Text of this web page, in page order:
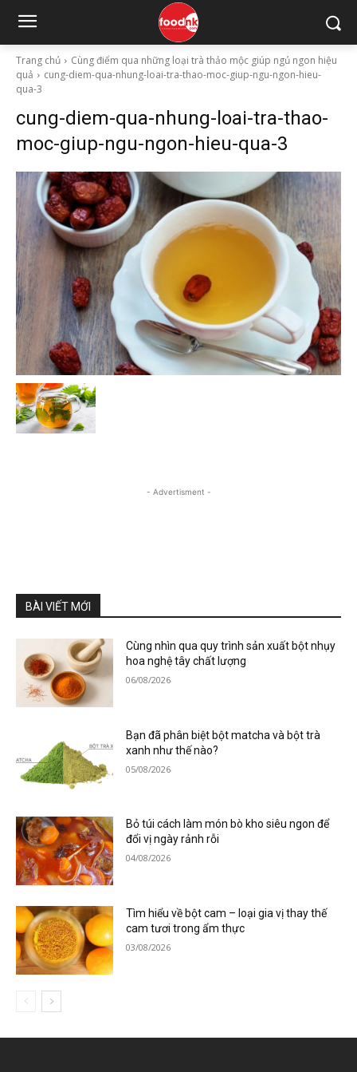
Trang chủ
Cùng điểm qua những loại trà thảo mộc giúp ngủ ngon hiệu
quả
cung-diem-qua-nhung-loai-tra-thao-moc-giup-ngu-ngon-hieu-
qua-3
cung-diem-qua-nhung-loai-tra-thao-
moc-giup-ngu-ngon-hieu-qua-3
- Advertisment -
BÀI VIẾT MỚI
Cùng nhìn qua quy trình sản xuất bột nhụy
hoa nghệ tây chất lượng
06/08/2026
Bạn đã phân biệt bột matcha và bột trà
xanh như thế nào?
05/08/2026
Bỏ túi cách làm món bò kho siêu ngon để
đổi vị ngày rảnh rỗi
04/08/2026
Tìm hiểu về bột cam – loại gia vị thay thế
cam tươi trong ẩm thực
03/08/2026